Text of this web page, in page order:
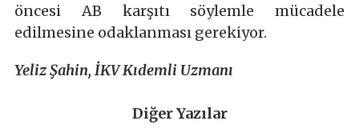
öncesi AB karşıtı söylemle mücadele
edilmesine odaklanması gerekiyor.
Yeliz Şahin, İKV Kıdemli Uzmanı
Diğer Yazılar